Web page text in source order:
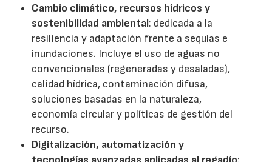
Cambio climático, recursos hídricos y
sostenibilidad ambiental: dedicada a la
resiliencia y adaptación frente a sequías e
inundaciones. Incluye el uso de aguas no
convencionales (regeneradas y desaladas),
calidad hídrica, contaminación difusa,
soluciones basadas en la naturaleza,
economía circular y políticas de gestión del
recurso.
Digitalización, automatización y